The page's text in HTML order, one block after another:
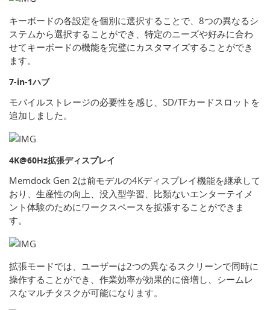
キーボードの各設定を個別に選択することで、8つの異なるシ
ステムから選択することができ、特定のニーズや好みに合わ
せてキーボードの機能を完璧にカスタマイズすることができ
ます。
7-in-1ハブ
モバイルストレージの必要性を感じ、SD/TFカードスロットを
追加しました。
4K@60Hz拡張ディスプレイ
Memdock Gen 2は前モデルの4Kディスプレイ機能を継承して
おり、生産性の向上、没入型学習、比類ないエンターテイメ
ント体験のためにワークスペースを拡張することができま
す。
拡張モードでは、ユーザーは2つの異なるスクリーンで同時に
操作することができ、作業効率が効果的に倍増し、シームレ
スなマルチタスクが可能になります。